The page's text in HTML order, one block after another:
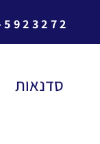
סדנאות